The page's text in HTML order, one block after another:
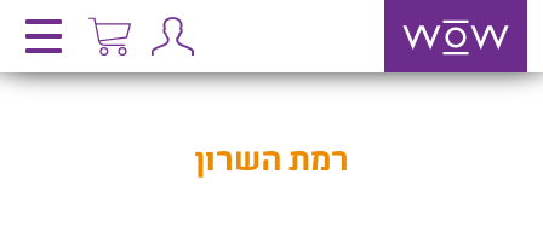
רמת השרון